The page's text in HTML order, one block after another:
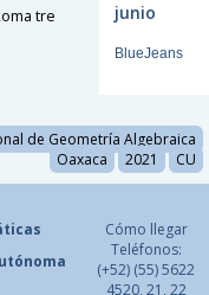
tre
junio
BlueJeans
de Geometría Algebraica
Oaxaca
2021 CU
Cómo llegar
Teléfonos:
(+52) (55) 5622
4520, 21, 22